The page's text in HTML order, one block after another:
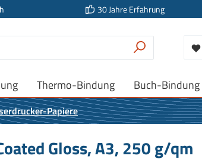
30 Jahre Erfahrung
Thermo-Bindung Buch-Bindung
Papiere
Gloss, A3, 250 g/qm